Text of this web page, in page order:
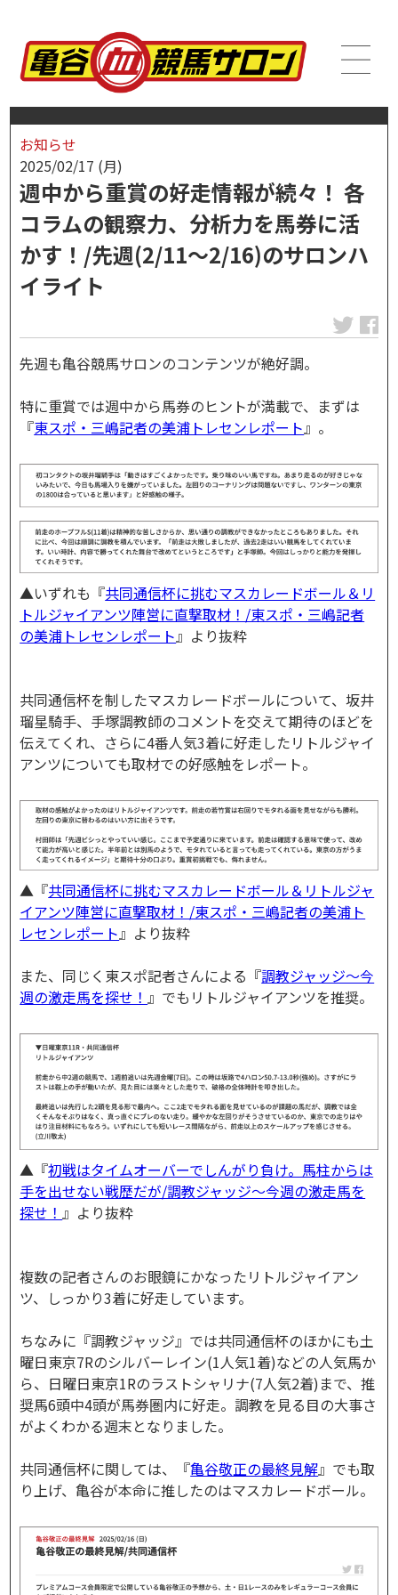
お知らせ
2025/02/17 (月)
週中から重賞の好走情報が続々！ 各
コラムの観察力、分析力を馬券に活
かす！/先週(2/11～2/16)のサロンハ
イライト
先週も亀谷競馬サロンのコンテンツが絶好調。
特に重賞では週中から馬券のヒントが満載で、まずは
『東スポ・三嶋記者の美浦トレセンレポート』。
▲いずれも『共同通信杯に挑むマスカレードボール＆リ
トルジャイアンツ陣営に直撃取材！/東スポ・三嶋記者
の美浦トレセンレポート』より抜粋
共同通信杯を制したマスカレードボールについて、坂井
瑠星騎手、手塚調教師のコメントを交えて期待のほどを
伝えてくれ、さらに4番人気3着に好走したリトルジャイ
アンツについても取材での好感触をレポート。
▲『共同通信杯に挑むマスカレードボール＆リトルジャ
イアンツ陣営に直撃取材！/東スポ・三嶋記者の美浦ト
レセンレポート』より抜粋
また、同じく東スポ記者さんによる『調教ジャッジ～今
週の激走馬を探せ！』でもリトルジャイアンツを推奨。
▲『初戦はタイムオーバーでしんがり負け。馬柱からは
手を出せない戦歴だが/調教ジャッジ～今週の激走馬を
探せ！』より抜粋
複数の記者さんのお眼鏡にかなったリトルジャイアン
ツ、しっかり3着に好走しています。
ちなみに『調教ジャッジ』では共同通信杯のほかにも土
曜日東京7Rのシルバーレイン(1人気1着)などの人気馬か
ら、日曜日東京1Rのラストシャリナ(7人気2着)まで、推
奨馬6頭中4頭が馬券圏内に好走。調教を見る目の大事さ
がよくわかる週末となりました。
共同通信杯に関しては、『亀谷敬正の最終見解』でも取
り上げ、亀谷が本命に推したのはマスカレードボール。